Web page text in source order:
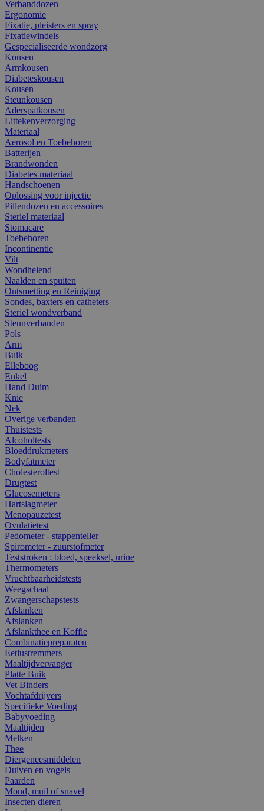
Verbanddozen
Ergonomie
Fixatie, pleisters en spray
Fixatiewindels
Gespecialiseerde wondzorg
Kousen
Armkousen
Diabeteskousen
Kousen
Steunkousen
Aderspatkousen
Littekenverzorging
Materiaal
Aerosol en Toebehoren
Batterijen
Brandwonden
Diabetes materiaal
Handschoenen
Oplossing voor injectie
Pillendozen en accessoires
Steriel materiaal
Stomacare
Toebehoren
Incontinentie
Vilt
Wondhelend
Naalden en spuiten
Ontsmetting en Reiniging
Sondes, baxters en catheters
Steriel wondverband
Steunverbanden
Pols
Arm
Buik
Elleboog
Enkel
Hand Duim
Knie
Nek
Overige verbanden
Thuistests
Alcoholtests
Bloeddrukmeters
Bodyfatmeter
Cholesteroltest
Drugtest
Glucosemeters
Hartslagmeter
Menopauzetest
Ovulatietest
Pedometer - stappenteller
Spirometer - zuurstofmeter
Teststroken : bloed, speeksel, urine
Thermometers
Vruchtbaarheidstests
Weegschaal
Zwangerschapstests
Afslanken
Afslanken
Afslankthee en Koffie
Combinatiepreparaten
Eetlustremmers
Maaltijdvervanger
Platte Buik
Vet Binders
Vochtafdrijvers
Specifieke Voeding
Babyvoeding
Maaltijden
Melken
Thee
Diergeneesmiddelen
Duiven en vogels
Paarden
Mond, muil of snavel
Insecten dieren